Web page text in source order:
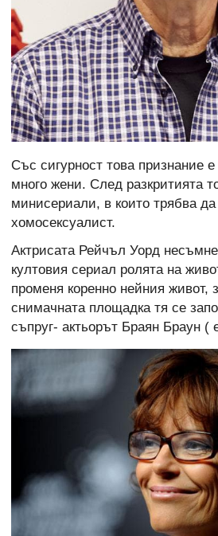
Със сигурност това признание
много жени. След разкритията
минисериали, в които трябва да
хомосексуалист.
Актрисата Рейчъл Уорд
култовия сериал ролята на
променя коренно нейния живот,
снимачната площадка тя се
съпруг- актьорът Браян Браун (